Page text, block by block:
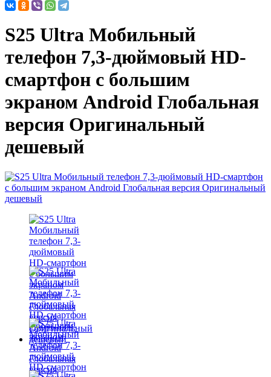
S25 Ultra Мобильный
телефон 7,3-дюймовый HD-
смартфон с большим
экраном Android Глобальная
версия Оригинальный
дешевый